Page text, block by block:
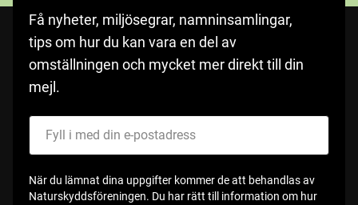
Få nyheter, miljösegrar, namninsamlingar,
tips om hur du kan vara en del av
omställningen och mycket mer direkt till din
mejl.
När du lämnat dina uppgifter kommer de att behandlas av
Naturskyddsföreningen. Du har rätt till information om hur